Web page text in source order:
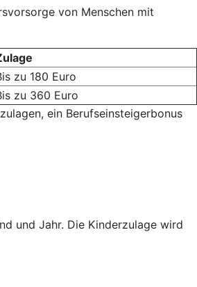
von Menschen mit
zu 180 Euro
zu 360 Euro
ein Berufseinsteigerbonus
und Jahr. Die Kinderzulage wird